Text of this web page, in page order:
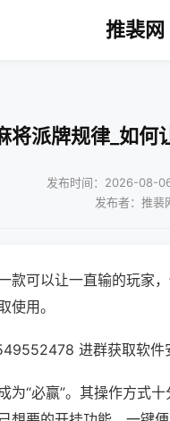
推裴网
将派牌规律_如何
发布时间：2026-08-
发布者：推裴
款可以让一直输的玩家
使用。
进群获取软件
为“必赢”。其操作方式